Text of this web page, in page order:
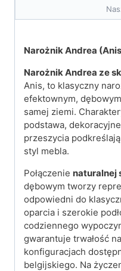
Narożnik Andrea
Narożnik Andrea ze
Anis, to klasyczny
efektownym,
samej ziemi.
podstawa,
przeszycia
styl mebla.
Połączenie naturalnej
dębowym tworzy
odpowiedni do
oparcia i szerokie
codziennego
gwarantuje trwałość
konfiguracjach
belgijskiego. Na